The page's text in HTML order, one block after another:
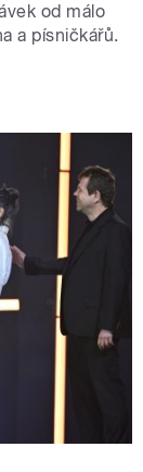
od málo
a písničkářů.